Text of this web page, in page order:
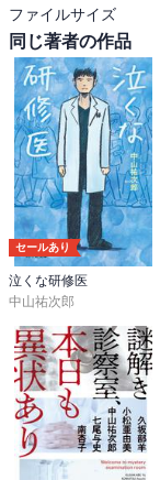
ファイルサイズ
同じ著者の作品
セールあり
泣くな研修医
中山祐次郎